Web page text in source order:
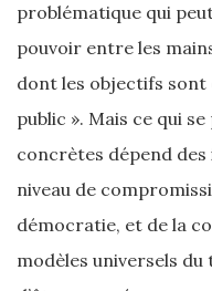
problématique qui
pouvoir entre les
dont les objectifs
public ». Mais ce qui
concrètes dépend
niveau de
démocratie, et de la
modèles universels